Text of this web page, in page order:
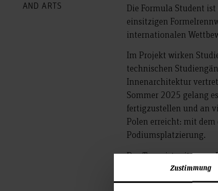
Zustimmung
AND ARTS
Die Formula Student
einsitzigen
internationalen
Im Projekt wirken
technischen
Innenarchitektur
Sommer 2025 gelang
fertigzustellen und an
Polen erreicht: mit
Podiumsplatzierung.
Das Team ist mit
arbeitet gerade mit
diesem soll erneut im